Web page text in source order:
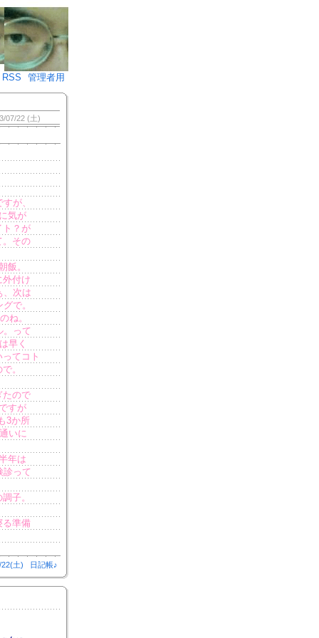
♪)÷2
RSS 管理者用
07/22 (土)
が、
気が
ト？が
。その
飯。
外付け
、次は
で。
ね。
。って
早く
てコト
。
たので
すが
3か所
いに
年は
診って
子。
る準備
土) 日記帳♪